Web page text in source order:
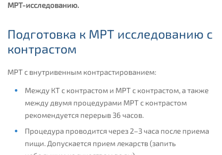
МРТ-исследованию.
Подготовка к МРТ исследованию с
контрастом
МРТ с внутривенным контрастированием:
Между КТ с контрастом и МРТ с контрастом, а также
между двумя процедурами МРТ с контрастом
рекомендуется перерыв 36 часов.
Процедура проводится через 2–3 часа после приема
пищи. Допускается прием лекарств (запить